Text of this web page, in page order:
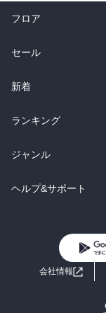
フロア
総合
ラノベ
雑誌・グラビア
BL・TL
セール
総合
ラノベ
雑誌・グラビア
BL・TL
新着
総合
ラノベ
雑誌・グラビア
ランキング
総合
ラノベ
ジャンル
コミック
ライトノベル
ヘルプ&サポート
よくあるご質問
会社情報